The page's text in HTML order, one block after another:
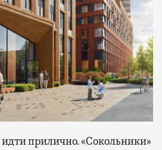
прилично. «Сокольники»